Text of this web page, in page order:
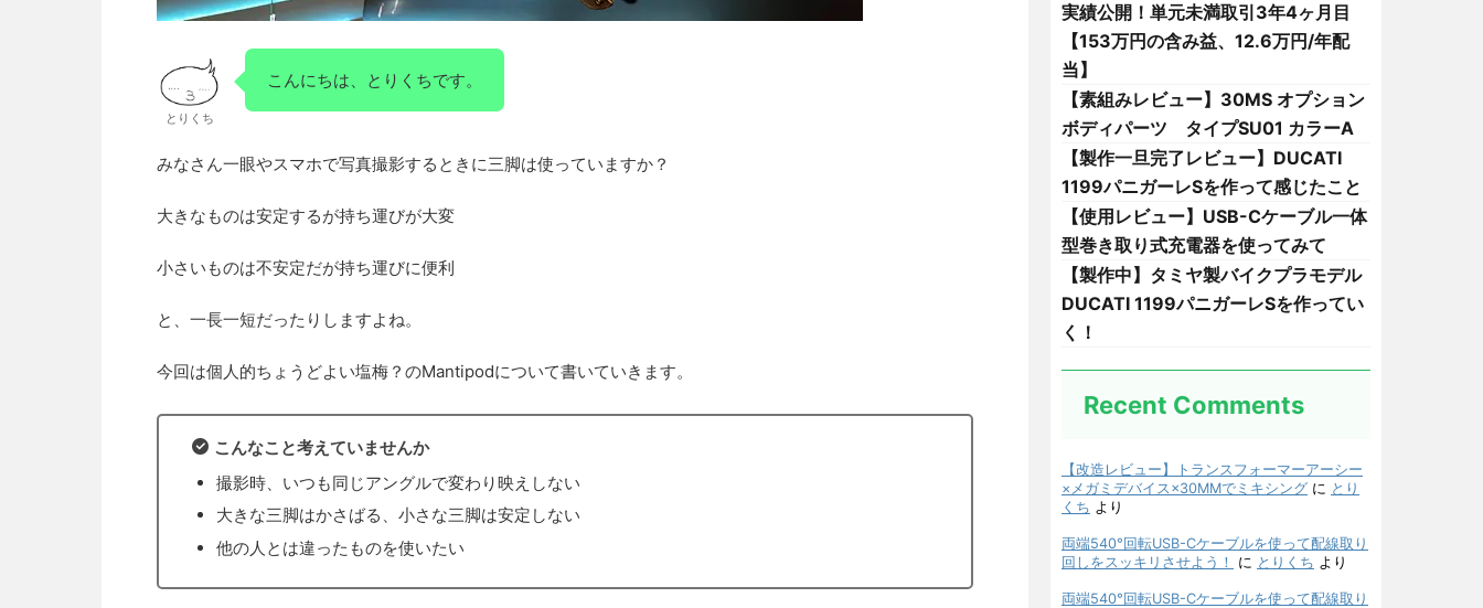
とりくち
こんにちは、とりくちです。
みなさん一眼やスマホで写真撮影するときに三脚は使っていますか？
大きなものは安定するが持ち運びが大変
小さいものは不安定だが持ち運びに便利
と、一長一短だったりしますよね。
今回は個人的ちょうどよい塩梅？のMantipodについて書いていきます。
こんなこと考えていませんか
撮影時、いつも同じアングルで変わり映えしない
大きな三脚はかさばる、小さな三脚は安定しない
他の人とは違ったものを使いたい
実績公開！単元未満取引3年4ヶ月目
【153万円の含み益、12.6万円/年配
当】
【素組みレビュー】30MS オプション
ボディパーツ タイプSU01 カラーA
【製作一旦完了レビュー】DUCATI
1199パニガーレSを作って感じたこと
【使用レビュー】USB-Cケーブル一体
型巻き取り式充電器を使ってみて
【製作中】タミヤ製バイクプラモデル
DUCATI 1199パニガーレSを作ってい
く！
Recent Comments
【改造レビュー】トランスフォーマーアーシー
×メガミデバイス×30MMでミキシング に とり
くち より
両端540°回転USB-Cケーブルを使って配線取り
回しをスッキリさせよう！
に とりくち より
両端540°回転USB-Cケーブルを使って配線取り